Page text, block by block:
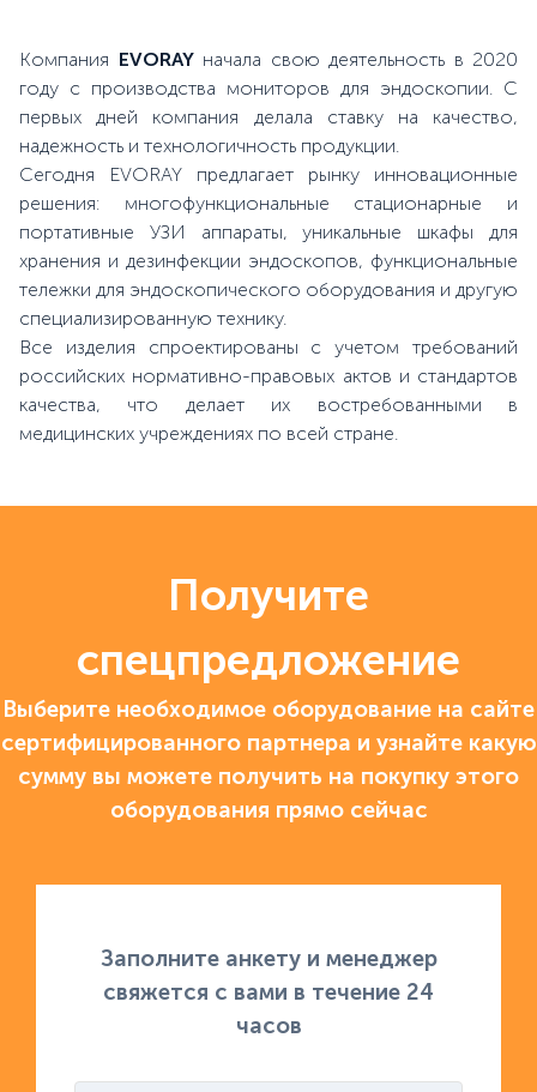
Компания EVORAYначала свою деятельность в 2020
году с производства мониторов для эндоскопии. С
первых дней компания делала ставку на качество,
надежность и технологичность продукции.
Сегодня EVORAY предлагает рынку инновационные
решения: многофункциональные стационарные и
портативные УЗИ аппараты, уникальные шкафы для
хранения и дезинфекции эндоскопов, функциональные
тележки для эндоскопического оборудования и другую
специализированную технику.
Все изделия спроектированы с учетом требований
российских нормативно-правовых актов и стандартов
качества, что делает их востребованными в
медицинских учреждениях по всей стране.
Получите
спецпредложение
Выберите необходимое оборудование на сайте
сертифицированного партнера и узнайте какую
сумму вы можете получить на покупку этого
оборудования прямо сейчас
Заполните анкету и менеджер
свяжется с вами в течение 24
часов